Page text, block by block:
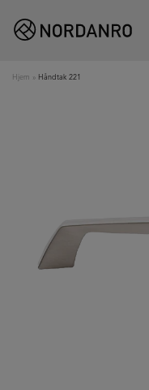
Hjem » Håndtak 221